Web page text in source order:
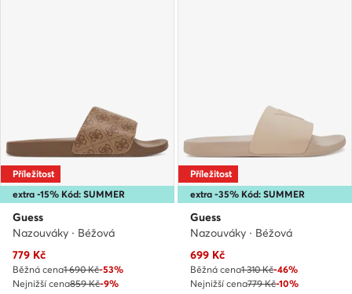
extra -15% Kód: SUMMER
Příležitost
Guess
Nazouváky · Béžová
Aktuální cena
779 Kč
Běžná cena1 690 Kč-53%
Nejnižší cena859 Kč-9%
extra -35% Kód: SUMMER
Příležitost
Guess
Nazouváky · Béžová
Aktuální cena
699 Kč
Běžná cena1 310 Kč-46%
Nejnižší cena779 Kč-10%